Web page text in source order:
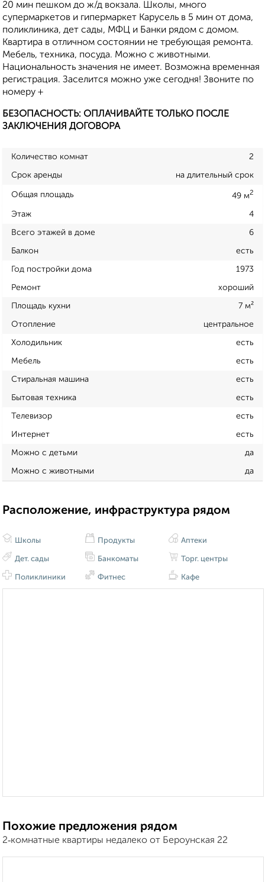
20 мин пешком до ж/д вокзала. Школы, много
супермаркетов и гипермаркет Карусель в 5 мин от дома,
поликлиника, дет сады, МФЦ и Банки рядом с домом.
Квартира в отличном состоянии не требующая ремонта.
Мебель, техника, посуда. Можно с животными.
Национальность значения не имеет. Возможна временная
регистрация. Заселится можно уже сегодня! Звоните по
номеру +
БЕЗОПАСНОСТЬ: ОПЛАЧИВАЙТЕ ТОЛЬКО ПОСЛЕ
ЗАКЛЮЧЕНИЯ ДОГОВОРА
Количество комнат 2
Срок аренды на длительный срок
Общая площадь 49 м2
Этаж 4
Всего этажей в доме 6
Балкон есть
Год постройки дома 1973
Ремонт хороший
Площадь кухни 7 м²
Отопление центральное
Холодильник есть
Мебель есть
Стиральная машина есть
Бытовая техника есть
Телевизор есть
Интернет есть
Можно с детьми да
Можно с животными да
Расположение, инфраструктура рядом
Школы
Дет. сады
Поликлиники
Продукты
Банкоматы
Фитнес
Аптеки
Торг. центры
Кафе
Похожие предложения рядом
2‑комнатные квартиры недалеко от Бероунская 22